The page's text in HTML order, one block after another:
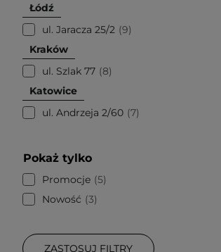
Łódź
ul. Jaracza 25/2 9
Kraków
ul. Szlak 77 8
Katowice
ul. Andrzeja 2/60 7
Pokaż tylko
Promocje 5
Nowość
3
ZASTOSUJ FILTRY